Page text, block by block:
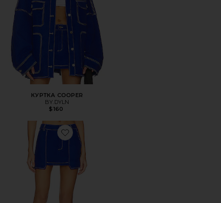
КУРТКА COOPER
BY.DYLN
$160
Favorite ЮБКА COOPER